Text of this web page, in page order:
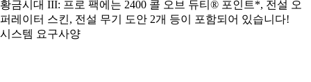
황금시대 III: 프로 팩에는 2400 콜 오브 듀티® 포인트*, 전설 오
퍼레이터 스킨, 전설 무기 도안 2개 등이 포함되어 있습니다!
시스템 요구사양